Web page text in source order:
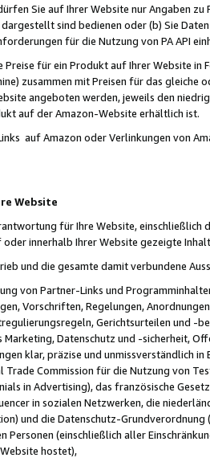
Sie auf Ihrer Website nur Angaben
sind bedienen oder (b) Sie
für die Nutzung von PA API
Preise für ein Produkt auf Ihrer Website
zusammen mit Preisen für das
angeboten werden, jeweils den
auf der Amazon-Website erhältlich ist.
auf Amazon oder Verlinkungen von
Website
für Ihre Website,
innerhalb Ihrer Website gezeigte
und die gesamte damit verbundene
von Partner-Links und
Vorschriften, Regelungen,
Gerichtsurteilen und -
Datenschutz und -sicherheit,
klar, präzise und unmissverständlich
Trade Commission für die Nutzung von
in Advertising), das französische
in sozialen Netzwerken, die
und die Datenschutz-
Personen (einschließlich aller
hostet),